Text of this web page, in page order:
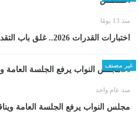
منذ 13 يومًا
اختبارات القدرات 2026.. غلق باب التقدم عبر موقع التنسيق 6 أغسطس
غير مصنف
منذ عام واحد
مجلس النواب يرفع الجلسة العامة